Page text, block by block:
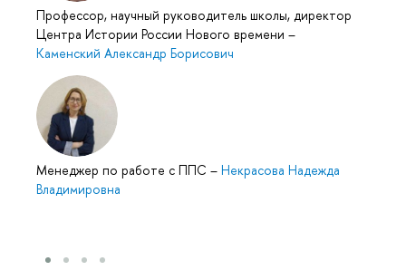
Профессор, научный руководитель школы, директор
Центра Истории России Нового времени –
Каменский Александр Борисович
Менеджер по работе с ППС – Некрасова Надежда
Владимировна